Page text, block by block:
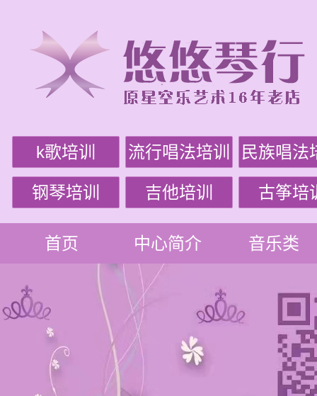
k歌培训 流行唱法培训 民族唱法
钢琴培训 吉他培训 古筝培
首页 中心简介 音乐类